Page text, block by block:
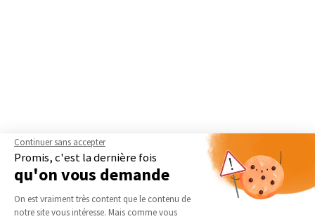
Continuer sans accepter
Promis, c'est la dernière fois
qu'on vous demande
Plateforme de Gestion du
On est vraiment très content que le contenu de
notre site vous intéresse. Mais comme vous